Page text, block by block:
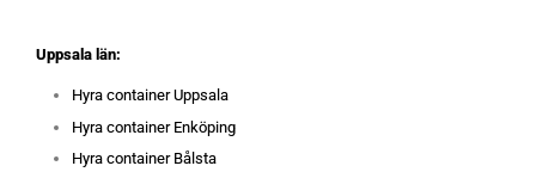
Uppsala län:
Hyra container Uppsala
Hyra container Enköping
Hyra container Bålsta